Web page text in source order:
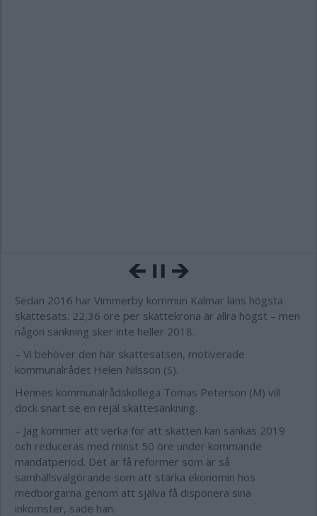
Sedan 2016 har Vimmerby kommun Kalmar läns högsta
skattesats. 22,36 öre per skattekrona är allra högst – men
någon sänkning sker inte heller 2018.
– Vi behöver den här skattesatsen, motiverade
kommunalrådet Helen Nilsson (S).
Hennes kommunalrådskollega Tomas Peterson (M) vill
dock snart se en rejäl skattesänkning.
– Jag kommer att verka för att skatten kan sänkas 2019
och reduceras med minst 50 öre under kommande
mandatperiod. Det är få reformer som är så
samhällsvälgörande som att stärka ekonomin hos
medborgarna genom att själva få disponera sina
inkomster, sade han.